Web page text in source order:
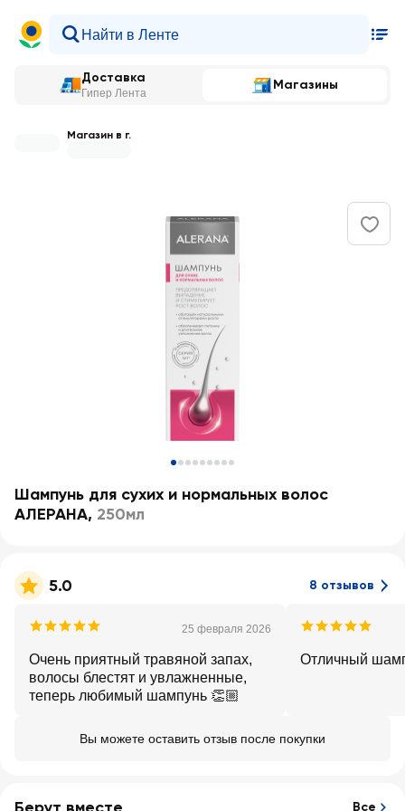
Доставка
Гипер Лента
Магазины
Магазин в г.
Шампунь для сухих и нормальных волос
АЛЕРАНА, 250мл
5.0 8 отзывов
25 февраля 2026
Очень приятный травяной запах,
волосы блестят и увлажненные,
теперь любимый шампунь 👏🏼
Отличный
Вы можете оставить отзыв после покупки
Все